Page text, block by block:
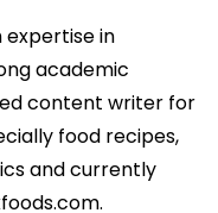
in
academic
content writer for
food recipes,
and currently